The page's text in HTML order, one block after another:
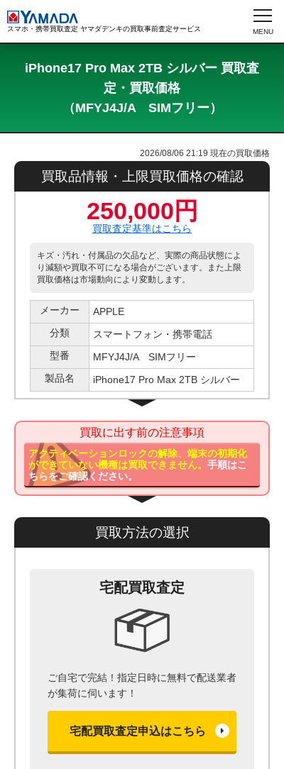
スマホ・携帯買取査定 ヤマダデンキの買取事前査定サービス
iPhone17 Pro Max 2TB シルバー 買取査
定・買取価格
（MFYJ4J/A SIMフリー）
2026/08/06 21:19 現在の買取価格
買取品情報・上限買取価格の確認
250,000円
買取査定基準はこちら
キズ・汚れ・付属品の欠品など、実際の商品状態によ
り減額や買取不可になる場合がございます。また上限
買取価格は市場動向により変動します。
メーカー
APPLE
分類
スマートフォン・携帯電話
型番
MFYJ4J/A SIMフリー
製品名
iPhone17 Pro Max 2TB シルバー
買取に出す前の注意事項
アクティベーションロックの解除、端末の初期化
ができていない機種は買取できません。手順はこ
ちらをご確認ください。
買取方法の選択
宅配買取査定
ご自宅で完結！指定日時に無料で配送業者
が集荷に伺います！
宅配買取査定申込はこちら